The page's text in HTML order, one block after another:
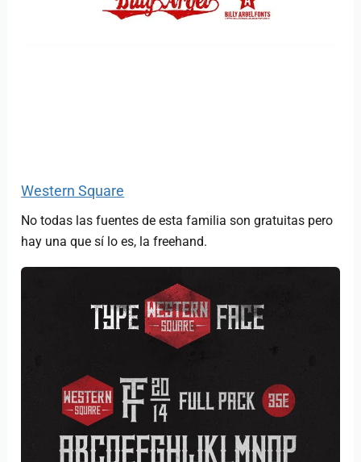
Western Square
No todas las fuentes de esta familia son gratuitas pero
hay una que sí lo es, la freehand.